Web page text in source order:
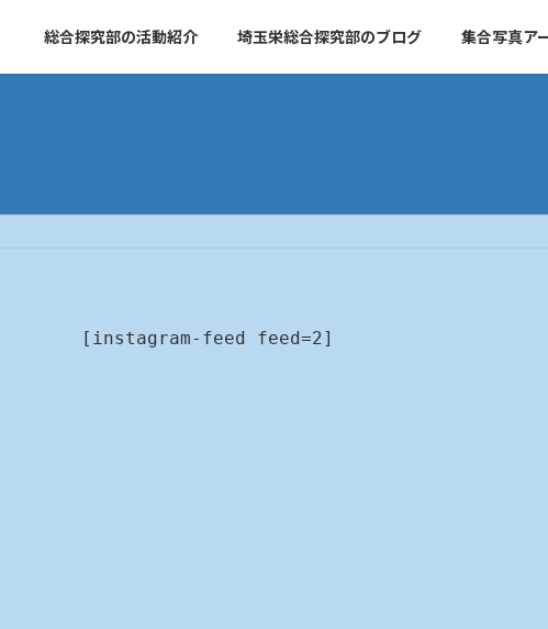
総合探究部の活動紹介 埼玉栄総合探究部のブログ 集合写真ア
[instagram-feed feed=2]